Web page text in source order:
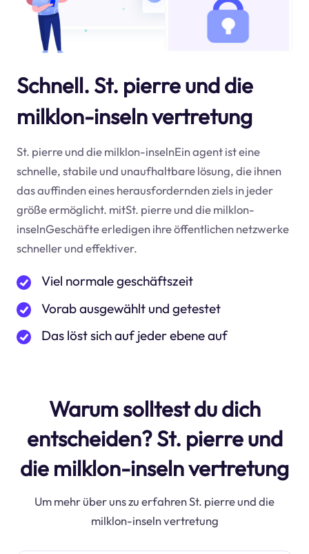
Schnell. St. pierre und die
milklon-inseln vertretung
St. pierre und die milklon-inselnEin agent ist eine
schnelle, stabile und unaufhaltbare lösung, die ihnen
das auffinden eines herausfordernden ziels in jeder
größe ermöglicht. mitSt. pierre und die milklon-
inselnGeschäfte erledigen ihre öffentlichen netzwerke
schneller und effektiver.
Viel normale geschäftszeit
Vorab ausgewählt und getestet
Das löst sich auf jeder ebene auf
Warum solltest du dich
entscheiden? St. pierre und
die milklon-inseln vertretung
Um mehr über uns zu erfahren St. pierre und die
milklon-inseln vertretung